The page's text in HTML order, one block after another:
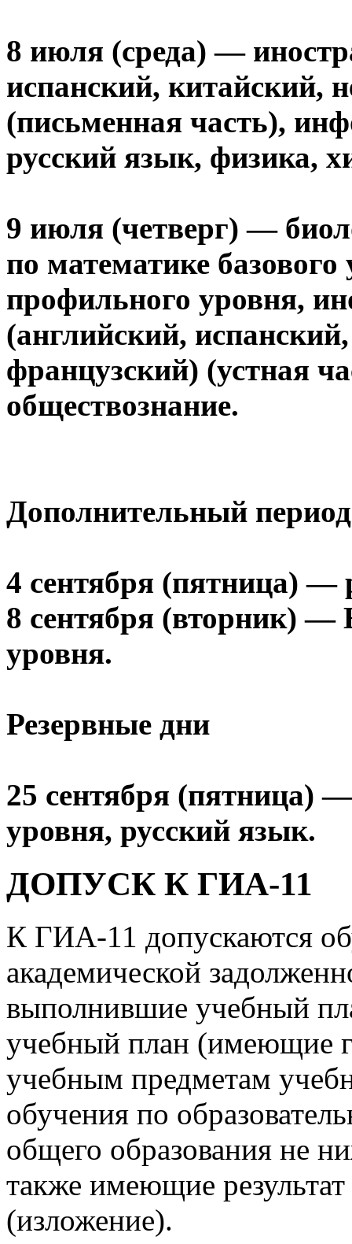
8 июля (среда) —
испанский, китайский,
(письменная часть),
русский язык, физика,
9 июля (четверг) —
по математике
профильного уровня,
(английский,
французский) (устная
обществознание.
Дополнительный период
4 сентября (пятница) —
8 сентября (вторник) —
уровня.
Резервные дни
25 сентября (пятница)
уровня, русский язык.
ДОПУСК К ГИА-11
К ГИА-11 допускаются
академической
выполнившие учебный
учебный план (имеющие
учебным предметам
обучения по
общего образования не
также имеющие результат
(изложение).